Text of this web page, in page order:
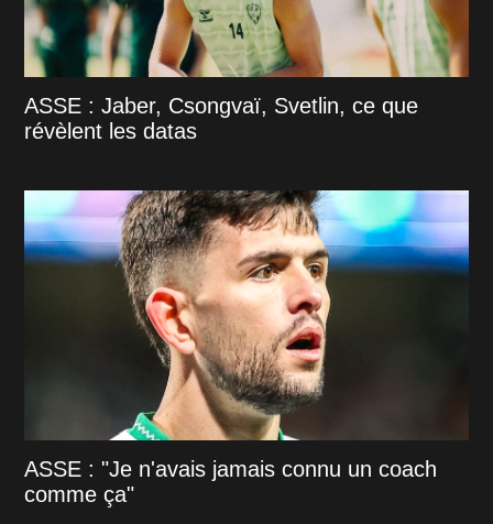
ASSE : Jaber, Csongvaï, Svetlin, ce que
révèlent les datas
ASSE : "Je n'avais jamais connu un coach
comme ça"